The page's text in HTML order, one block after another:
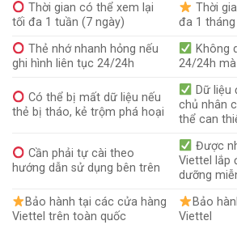
Thời gian có thể xem lại
tối đa 1 tuần (7 ngày)
Thời
đa 1
Thẻ nhớ nhanh hỏng nếu
ghi hình liên tục 24/24h
Không
24/24h
Có thể bị mất dữ liệu nếu
thẻ bị tháo, kẻ trộm phá hoại
Dữ liệu
chủ nhân
thể can
Cần phải tự cài theo
hướng dẫn sử dụng bên trên
Được
Viettel lắp
dưỡng
Bảo hành tại các cửa hàng
Viettel trên toàn quốc
Bảo
Viettel